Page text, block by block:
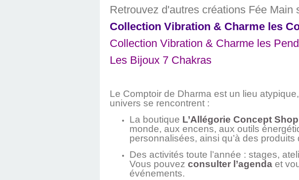
Retrouvez d'autres créations Fée Main
Collection Vibration & Charme les
Collection Vibration & Charme les
Les Bijoux 7 Chakras
Le Comptoir de Dharma est un lieu
univers se rencontrent :
La boutique L’Allégorie Concept Shop
monde, aux encens, aux outils
personnalisées, ainsi qu’à des
Des activités toute l’année : stages,
Vous pouvez consulter l’agenda et
événements.